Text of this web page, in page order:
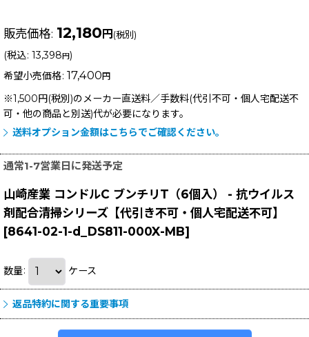
販売価格: 12,180円(税別)
(税込: 13,398円)
希望小売価格: 17,400円
※1,500円(税別)のメーカー直送料／手数料(代引不可・個人宅配送不
可・他の商品と別送)代が必要になります。
送料オプション金額はこちらでご確認ください。
通常1-7営業日に発送予定
山崎産業 コンドルC ブンチリT（6個入） - 抗ウイルス
剤配合清掃シリーズ【代引き不可・個人宅配送不可】
[8641-02-1-d_DS811-000X-MB]
数量: ケース
返品特約に関する重要事項